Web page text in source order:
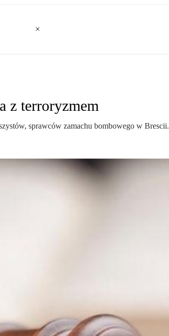
z terroryzmem
sprawców zamachu bombowego w Brescii.